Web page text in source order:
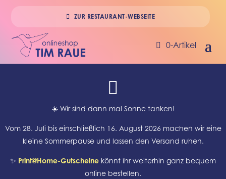
ZUR RESTAURANT-WEBSEITE
0-Artikel

☀️ Wir sind dann mal Sonne tanken!
Vom 28. Juli bis einschließlich 16. August 2026 machen wir eine
kleine Sommerpause und lassen den Versand ruhen.
✨ Print@Home-Gutscheine könnt ihr weiterhin ganz bequem
online bestellen.